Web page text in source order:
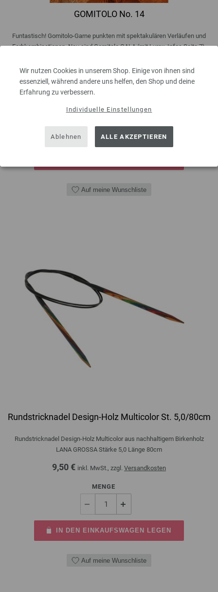
Wir nutzen Cookies in unserem Shop. Einige von ihnen sind
essenziell, während andere uns helfen, den Shop und deine
Erfahrung zu verbessern.
Individuelle Einstellungen
Ablehnen ALLE AKZEPTIEREN
GOMITOLO No. 14
Funtastisch! Gomitolo-Garne punkten mit spektakulären Verläufen und
Farbkombinationen. Neu sind Gomitolo GALA (mit Lurex, Infos Seite 7),
Gomitolo FUSIONE (mit Tweed-Effekten, Infos Seite 56). Außerdem sind
in dieser Ausgabe ...
5,50 €
Auf meine Wunschliste
Rundstricknadel Design-Holz Multicolor St. 5,0/80cm
Rundstricknadel Design-Holz Multicolor aus nachhaltigem Birkenholz
LANA GROSSA Stärke 5,0 Länge 80cm
9,50 € inkl. MwSt., zzgl. Versandkosten
MENGE
IN DEN EINKAUFSWAGEN LEGEN
Auf meine Wunschliste